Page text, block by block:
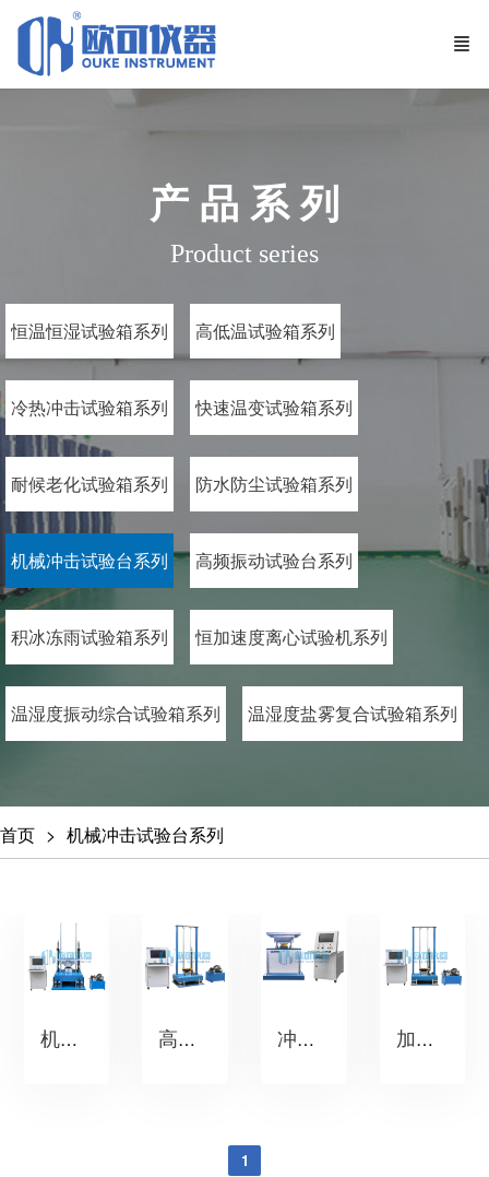
产 品 系 列
Product series
恒温恒湿试验箱系列 高低温试验箱系列
冷热冲击试验箱系列 快速温变试验箱系列
耐候老化试验箱系列 防水防尘试验箱系列
机械冲击试验台系列 高频振动试验台系列
积冰冻雨试验箱系列 恒加速度离心试验机系列
温湿度振动综合试验箱系列 温湿度盐雾复合试验箱系列
首页 机械冲击试验台系列
机械冲击试验台 高加速度冲击试验台 冲击碰撞试验台 加速度冲击试验机
1